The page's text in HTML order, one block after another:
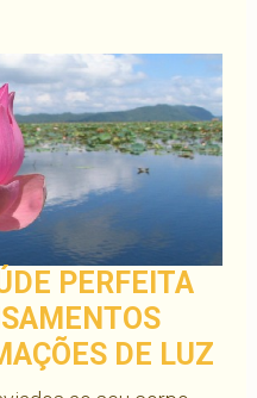
PERFEITA
DE LUZ